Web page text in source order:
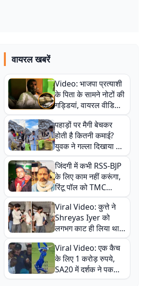
वायरल खबरें
Video: भाजपा प्रत्याशी
के पिता के सामने नोटों की
गड्डियां, वायरल वीडियो
से राजनीति में उबाल,
अजित महतो बोले- TMC
की गंदी चाल
पहाड़ों पर मैगी बेचकर
होती है कितनी कमाई?
युवक ने गल्ला दिखाया तो
नौकरी वालों के खड़े हो गए
कान
जिंदगी में कभी RSS-BJP
के लिए काम नहीं करूंगा,
रिंटू पॉल को TMC
ऑफिस में ले जाकर पीटा,
Video वायरल
Viral Video: कुत्ते ने
Shreyas Iyer को
लगभग काट ही लिया था,
न्यूजीलैंड सीरीज से पहले
बाल-बाल बचे
Viral Video: एक कैच
के लिए 1 करोड़ रुपये,
SA20 में दर्शक ने पकड़ा
एक हाथ से गजब का कैच